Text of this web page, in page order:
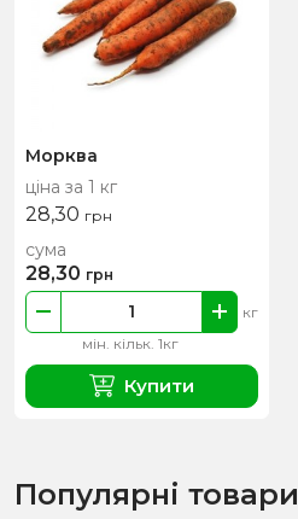
Морква
ціна за 1 кг
28,30 грн
мін. кільк. 1кг
кг
сума
28,30 грн
Купити
Популярні товари